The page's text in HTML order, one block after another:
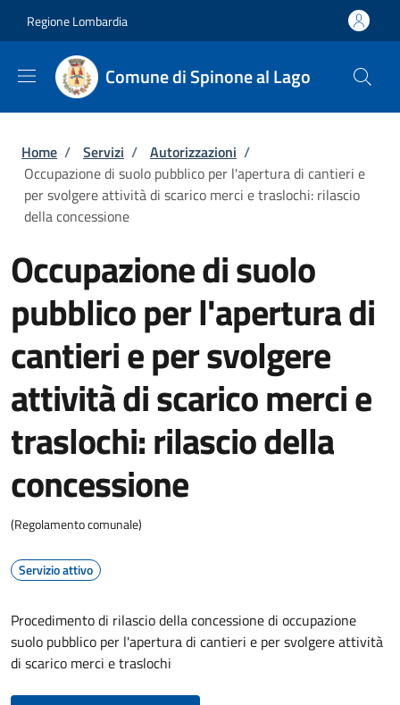
Regione Lombardia
Comune di Spinone al Lago
Briciole di pane
Home / Servizi / Autorizzazioni /
Occupazione di suolo pubblico per l'apertura di cantieri e
per svolgere attività di scarico merci e traslochi: rilascio
della concessione
Occupazione di suolo
pubblico per l'apertura di
cantieri e per svolgere
attività di scarico merci e
traslochi: rilascio della
concessione
(Regolamento comunale)
Servizio attivo
Procedimento di rilascio della concessione di occupazione
suolo pubblico per l'apertura di cantieri e per svolgere attività
di scarico merci e traslochi